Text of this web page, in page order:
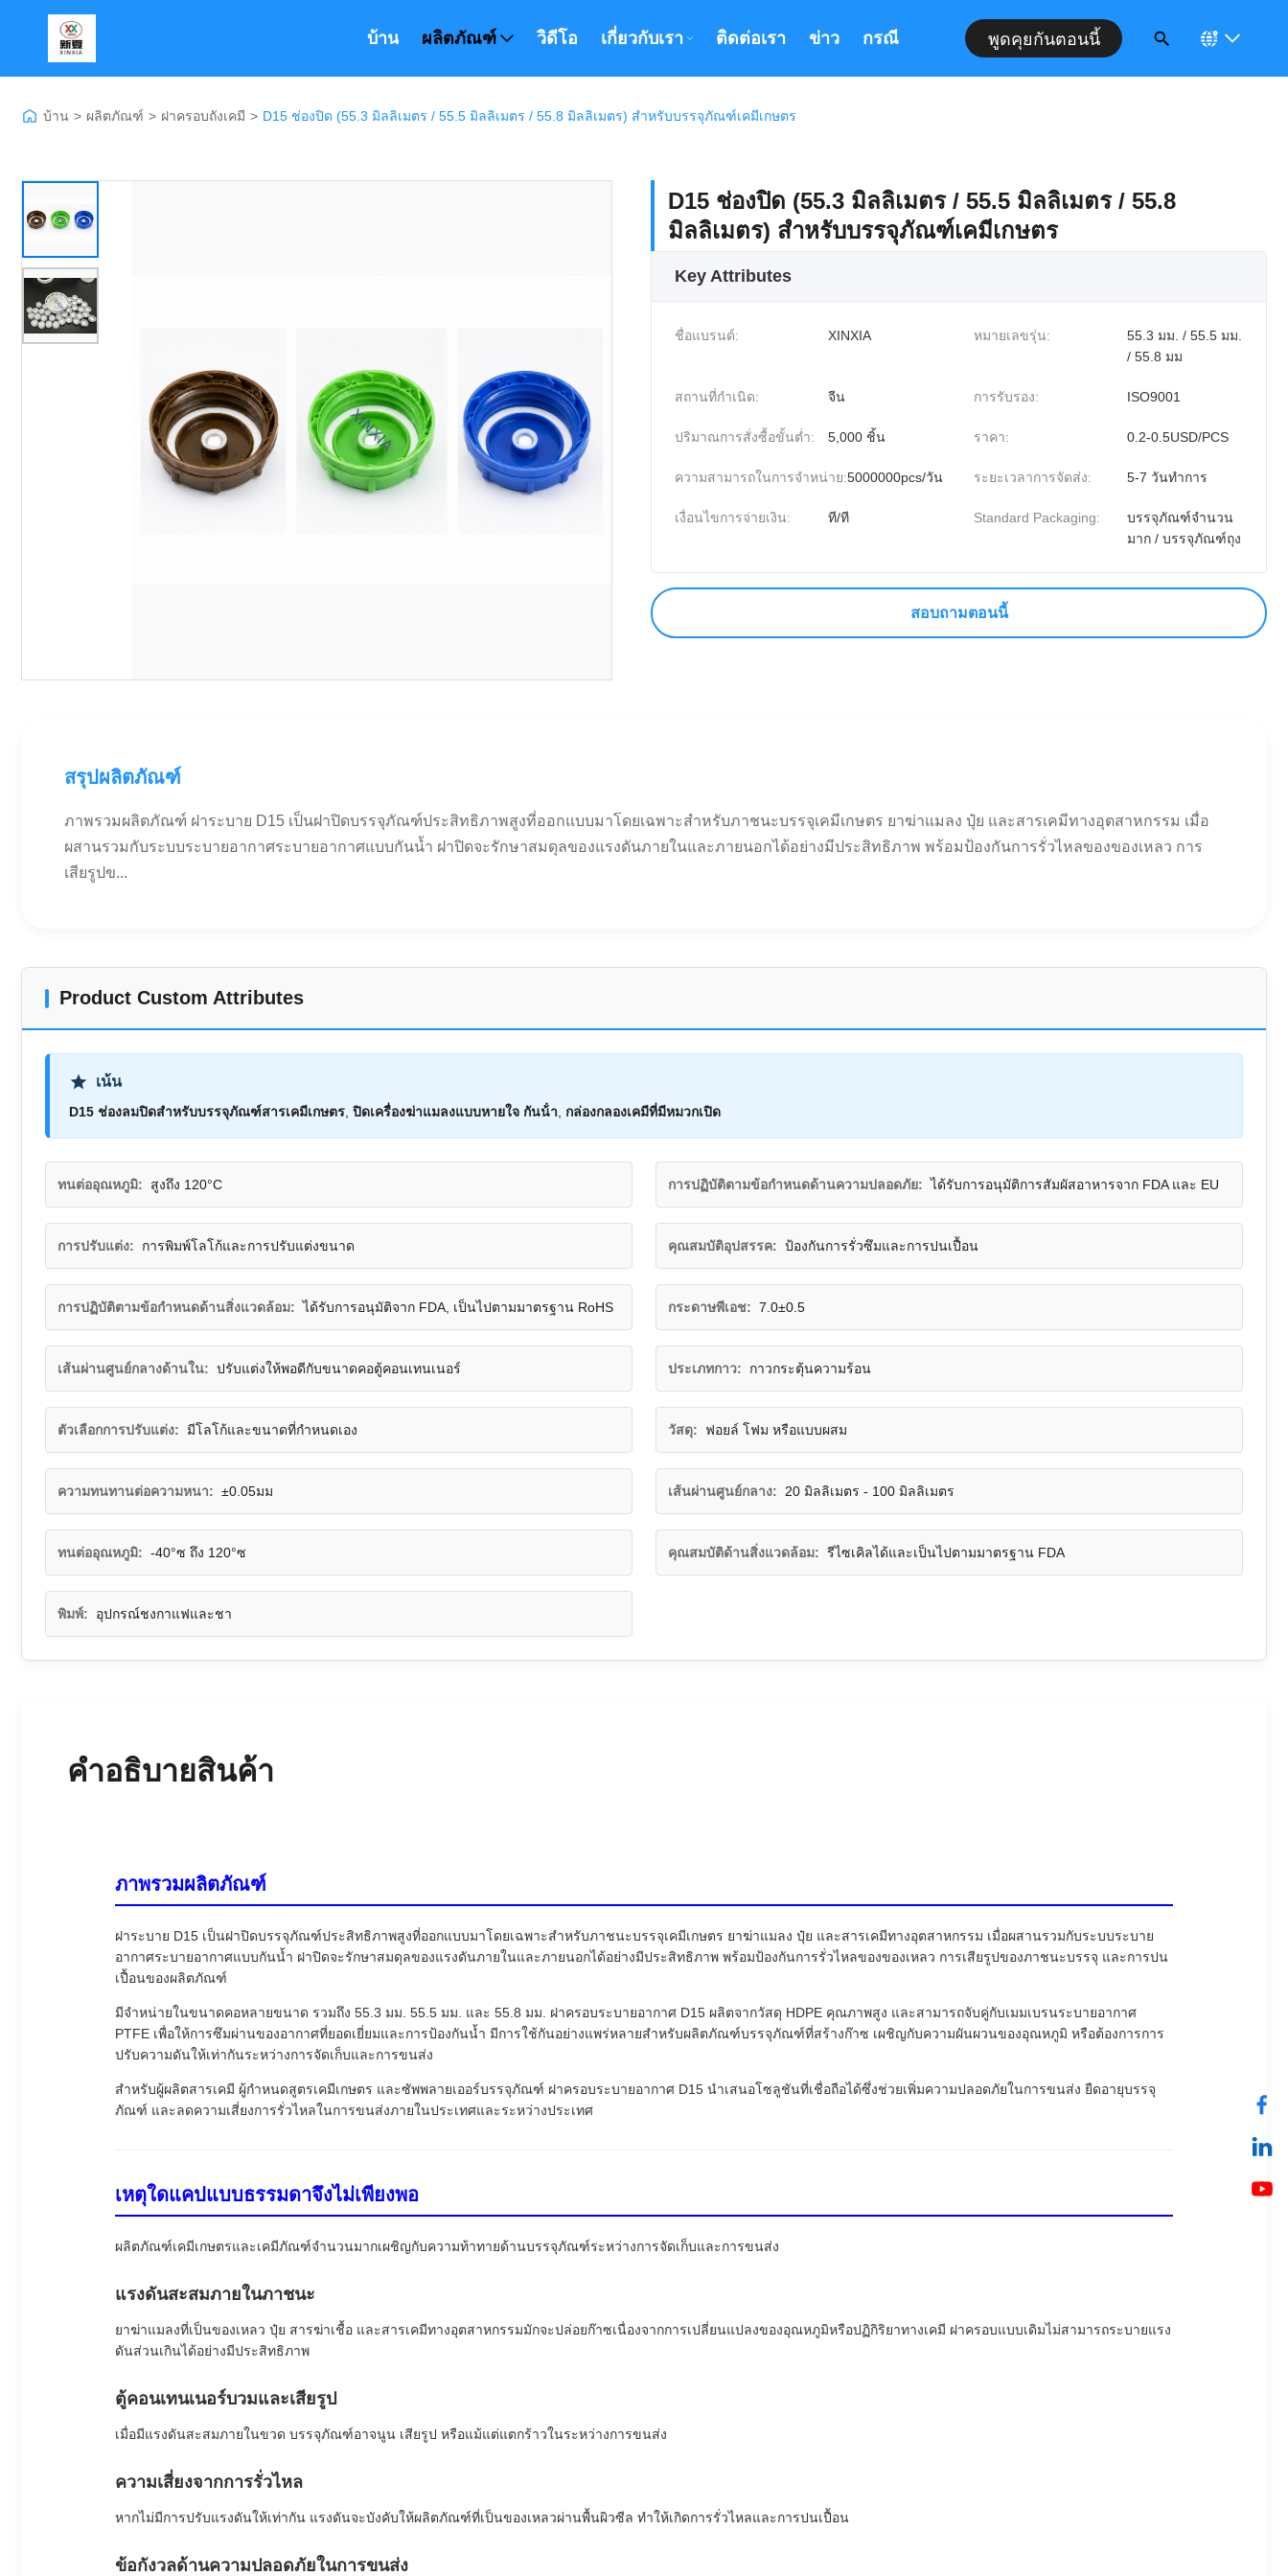
บ้าน ผลิตภัณฑ์ วิดีโอ เกี่ยวกับเรา ติดต่อเรา ข่าว กรณี พูดคุยกันตอนนี้
บ้าน > ผลิตภัณฑ์ > ฝาครอบถังเคมี > D15 ช่องปิด (55.3 มิลลิเมตร / 55.5 มิลลิเมตร / 55.8 มิลลิเมตร) สําหรับบรรจุภัณฑ์เคมีเกษตร
D15 ช่องปิด (55.3 มิลลิเมตร / 55.5 มิลลิเมตร / 55.8
มิลลิเมตร) สําหรับบรรจุภัณฑ์เคมีเกษตร
Key Attributes
ชื่อแบรนด์: XINXIA หมายเลขรุ่น:
55.3 มม. / 55.5 มม.
/ 55.8 มม
สถานที่กำเนิด: จีน การรับรอง: ISO9001
ปริมาณการสั่งซื้อขั้นต่ำ: 5,000 ชิ้น ราคา: 0.2-0.5USD/PCS
ความสามารถในการจําหน่าย:5000000pcs/วัน ระยะเวลาการจัดส่ง: 5-7 วันทำการ
เงื่อนไขการจ่ายเงิน: ที/ที Standard Packaging:
บรรจุภัณฑ์จำนวน
มาก / บรรจุภัณฑ์ถุง
สอบถามตอนนี้
สรุปผลิตภัณฑ์
ภาพรวมผลิตภัณฑ์ ฝาระบาย D15 เป็นฝาปิดบรรจุภัณฑ์ประสิทธิภาพสูงที่ออกแบบมาโดยเฉพาะสำหรับภาชนะบรรจุเคมีเกษตร ยาฆ่าแมลง ปุ๋ย และสารเคมีทางอุตสาหกรรม เมื่อ
ผสานรวมกับระบบระบายอากาศระบายอากาศแบบกันน้ำ ฝาปิดจะรักษาสมดุลของแรงดันภายในและภายนอกได้อย่างมีประสิทธิภาพ พร้อมป้องกันการรั่วไหลของของเหลว การ
เสียรูปข...
Product Custom Attributes
เน้น
D15 ช่องลมปิดสําหรับบรรจุภัณฑ์สารเคมีเกษตร ปิดเครื่องฆ่าแมลงแบบหายใจ กันน้ํา กล่องกลองเคมีที่มีหมวกเปิด
ทนต่ออุณหภูมิ: สูงถึง 120°C การปฏิบัติตามข้อกำหนดด้านความปลอดภัย: ได้รับการอนุมัติการสัมผัสอาหารจาก FDA และ EU
การปรับแต่ง: การพิมพ์โลโก้และการปรับแต่งขนาด คุณสมบัติอุปสรรค: ป้องกันการรั่วซึมและการปนเปื้อน
การปฏิบัติตามข้อกำหนดด้านสิ่งแวดล้อม: ได้รับการอนุมัติจาก FDA, เป็นไปตามมาตรฐาน RoHS กระดาษพีเอช: 7.0±0.5
เส้นผ่านศูนย์กลางด้านใน: ปรับแต่งให้พอดีกับขนาดคอตู้คอนเทนเนอร์ ประเภทกาว: กาวกระตุ้นความร้อน
ตัวเลือกการปรับแต่ง: มีโลโก้และขนาดที่กำหนดเอง วัสดุ: ฟอยล์ โฟม หรือแบบผสม
ความทนทานต่อความหนา: ±0.05มม เส้นผ่านศูนย์กลาง: 20 มิลลิเมตร - 100 มิลลิเมตร
ทนต่ออุณหภูมิ: -40°ซ ถึง 120°ซ คุณสมบัติด้านสิ่งแวดล้อม: รีไซเคิลได้และเป็นไปตามมาตรฐาน FDA
พิมพ์: อุปกรณ์ชงกาแฟและชา
คําอธิบายสินค้า
ภาพรวมผลิตภัณฑ์
ฝาระบาย D15 เป็นฝาปิดบรรจุภัณฑ์ประสิทธิภาพสูงที่ออกแบบมาโดยเฉพาะสำหรับภาชนะบรรจุเคมีเกษตร ยาฆ่าแมลง ปุ๋ย และสารเคมีทางอุตสาหกรรม เมื่อผสานรวมกับระบบระบาย
อากาศระบายอากาศแบบกันน้ำ ฝาปิดจะรักษาสมดุลของแรงดันภายในและภายนอกได้อย่างมีประสิทธิภาพ พร้อมป้องกันการรั่วไหลของของเหลว การเสียรูปของภาชนะบรรจุ และการปน
เปื้อนของผลิตภัณฑ์
มีจำหน่ายในขนาดคอหลายขนาด รวมถึง 55.3 มม. 55.5 มม. และ 55.8 มม. ฝาครอบระบายอากาศ D15 ผลิตจากวัสดุ HDPE คุณภาพสูง และสามารถจับคู่กับเมมเบรนระบายอากาศ
PTFE เพื่อให้การซึมผ่านของอากาศที่ยอดเยี่ยมและการป้องกันน้ำ มีการใช้กันอย่างแพร่หลายสำหรับผลิตภัณฑ์บรรจุภัณฑ์ที่สร้างก๊าซ เผชิญกับความผันผวนของอุณหภูมิ หรือต้องการการ
ปรับความดันให้เท่ากันระหว่างการจัดเก็บและการขนส่ง
สำหรับผู้ผลิตสารเคมี ผู้กำหนดสูตรเคมีเกษตร และซัพพลายเออร์บรรจุภัณฑ์ ฝาครอบระบายอากาศ D15 นำเสนอโซลูชันที่เชื่อถือได้ซึ่งช่วยเพิ่มความปลอดภัยในการขนส่ง ยืดอายุบรรจุ
ภัณฑ์ และลดความเสี่ยงการรั่วไหลในการขนส่งภายในประเทศและระหว่างประเทศ
เหตุใดแคปแบบธรรมดาจึงไม่เพียงพอ
ผลิตภัณฑ์เคมีเกษตรและเคมีภัณฑ์จำนวนมากเผชิญกับความท้าทายด้านบรรจุภัณฑ์ระหว่างการจัดเก็บและการขนส่ง
แรงดันสะสมภายในภาชนะ
ยาฆ่าแมลงที่เป็นของเหลว ปุ๋ย สารฆ่าเชื้อ และสารเคมีทางอุตสาหกรรมมักจะปล่อยก๊าซเนื่องจากการเปลี่ยนแปลงของอุณหภูมิหรือปฏิกิริยาทางเคมี ฝาครอบแบบเดิมไม่สามารถระบายแรง
ดันส่วนเกินได้อย่างมีประสิทธิภาพ
ตู้คอนเทนเนอร์บวมและเสียรูป
เมื่อมีแรงดันสะสมภายในขวด บรรจุภัณฑ์อาจนูน เสียรูป หรือแม้แต่แตกร้าวในระหว่างการขนส่ง
ความเสี่ยงจากการรั่วไหล
หากไม่มีการปรับแรงดันให้เท่ากัน แรงดันจะบังคับให้ผลิตภัณฑ์ที่เป็นของเหลวผ่านพื้นผิวซีล ทำให้เกิดการรั่วไหลและการปนเปื้อน
ข้อกังวลด้านความปลอดภัยในการขนส่ง